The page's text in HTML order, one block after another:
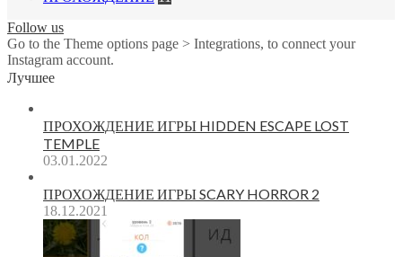
Follow us
Go to the Theme options page > Integrations, to connect your
Instagram account.
Лучшее
ПРОХОЖДЕНИЕ ИГРЫ HIDDEN ESCAPE LOST
TEMPLE
03.01.2022
ПРОХОЖДЕНИЕ ИГРЫ SCARY HORROR 2
18.12.2021